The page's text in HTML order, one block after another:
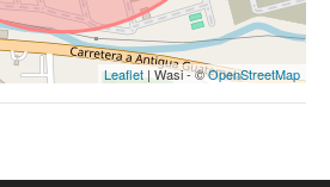
Leaflet | Wasi - ©OpenStreetMap